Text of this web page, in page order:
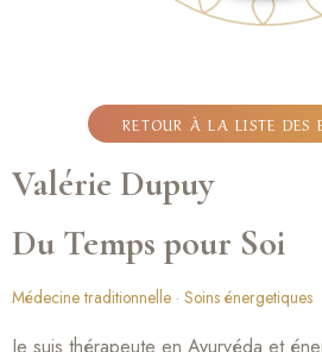
RETOUR À LA LISTE DES
Valérie Dupuy
Du Temps pour Soi
Médecine traditionnelle Soins énergetiques
Je suis thérapeute en Ayurvéda et